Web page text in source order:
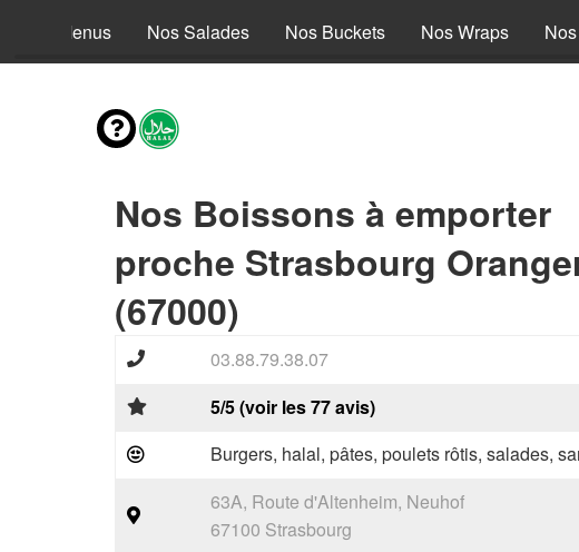
Nos Menus Nos Salades Nos Buckets Nos Wraps
Nos Boissons à emporter
proche Strasbourg
(67000)
03.88.79.38.07
5/5 (voir les 77 avis)
Burgers, halal, pâtes, poulets rôtis, salades,
63A, Route d'Altenheim, Neuhof
67100 Strasbourg